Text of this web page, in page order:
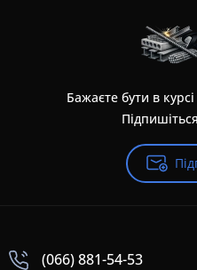
Бажаєте бути в
(066) 881-54-53